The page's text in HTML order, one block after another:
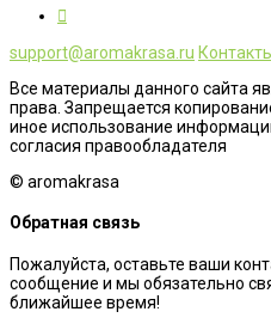
support@aromakrasa.ru
Все материалы данного сайта
права. Запрещается
иное использование
согласия правообладателя
© aromakrasa
Обратная связь
Пожалуйста, оставьте ваши
сообщение и мы обязательно
ближайшее время!